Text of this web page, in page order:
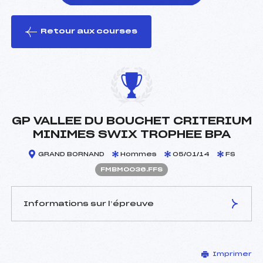
le ski
Retour aux courses
GP VALLEE DU BOUCHET CRITERIUM
MINIMES SWIX TROPHEE BPA
GRAND BORNAND Hommes 05/01/14 FS
FMBM0036.FFS
Informations sur l’épreuve
FORT THOMAS (MB)
Imprimer